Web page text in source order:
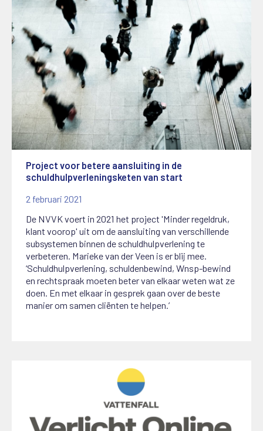
Project voor betere aansluiting in de
schuldhulpverleningsketen van start
2 februari 2021
De NVVK voert in 2021 het project 'Minder regeldruk,
klant voorop' uit om de aansluiting van verschillende
subsystemen binnen de schuldhulpverlening te
verbeteren. Marieke van der Veen is er blij mee.
‘Schuldhulpverlening, schuldenbewind, Wnsp-bewind
en rechtspraak moeten beter van elkaar weten wat ze
doen. En met elkaar in gesprek gaan over de beste
manier om samen cliënten te helpen.’